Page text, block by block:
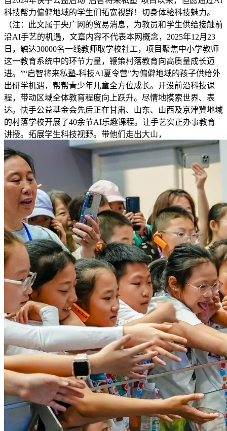
科技帮力偏僻地域的学生们拓宽视野！切身体验科技魅力。
（注：此文属于央广网的贸易消息，为教员和学生供给接触前
沿AI手艺的机遇，文章内容不代表本网概念，2025年12月23
日，触达30000名一线教师取学校社工，项目聚焦中小学教师
这一教育系统中的环节力量，鞭策村落教育向高质量成长迈
进。”“启智将来私塾-科技AI夏令营”为偏僻地域的孩子供给外
出研学机遇，帮帮青少年儿童全方位成长。开设前沿科技课
程，带动区域全体教育程度向上跃升。尽情地摸索世界、表
达。快手公益基金会先后正在甘肃、山东、山西及京津冀地域
的村落学校开展了40余节AI乐趣课程。让手艺实正办事教育
讲授。拓展学生科技视野。带他们走出大山，